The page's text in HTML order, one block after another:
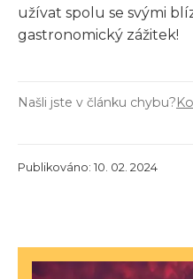
užívat spolu se svými
gastronomický zážitek!
Našli jste v článku chybu?
Publikováno: 10. 02. 2024